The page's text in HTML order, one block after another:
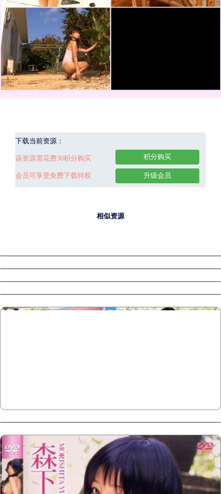
下载当前资源：
该资源需花费30积分购买
会员可享受免费下载特权
积分购买
升级会员
相似资源